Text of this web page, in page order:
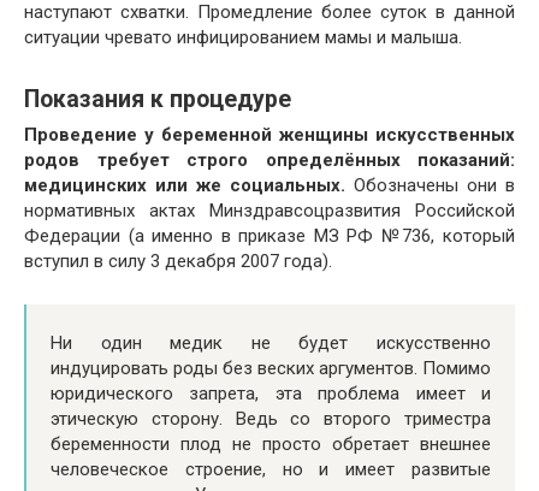
наступают схватки. Промедление более суток в данной
ситуации чревато инфицированием мамы и малыша.
Показания к процедуре
Проведение у беременной женщины искусственных
родов требует строго определённых показаний:
медицинских или же социальных. Обозначены они в
нормативных актах Минздравсоцразвития Российской
Федерации (а именно в приказе МЗ РФ №736, который
вступил в силу 3 декабря 2007 года).
Ни один медик не будет искусственно
индуцировать роды без веских аргументов. Помимо
юридического запрета, эта проблема имеет и
этическую сторону. Ведь со второго триместра
беременности плод не просто обретает внешнее
человеческое строение, но и имеет развитые